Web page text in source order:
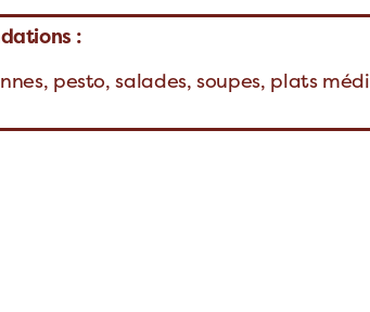
:
pesto, salades, soupes, plats